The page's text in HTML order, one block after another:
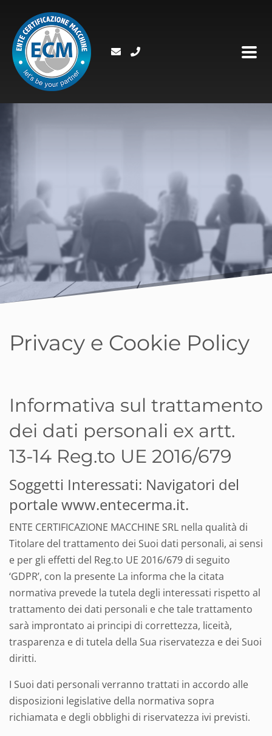
Privacy e Cookie Policy
Informativa sul trattamento
dei dati personali ex artt.
13-14 Reg.to UE 2016/679
Soggetti Interessati: Navigatori del
portale www.entecerma.it.
ENTE CERTIFICAZIONE MACCHINE SRL nella qualità di
Titolare del trattamento dei Suoi dati personali, ai sensi
e per gli effetti del Reg.to UE 2016/679 di seguito
‘GDPR’, con la presente La informa che la citata
normativa prevede la tutela degli interessati rispetto al
trattamento dei dati personali e che tale trattamento
sarà improntato ai principi di correttezza, liceità,
trasparenza e di tutela della Sua riservatezza e dei Suoi
diritti.
I Suoi dati personali verranno trattati in accordo alle
disposizioni legislative della normativa sopra
richiamata e degli obblighi di riservatezza ivi previsti.